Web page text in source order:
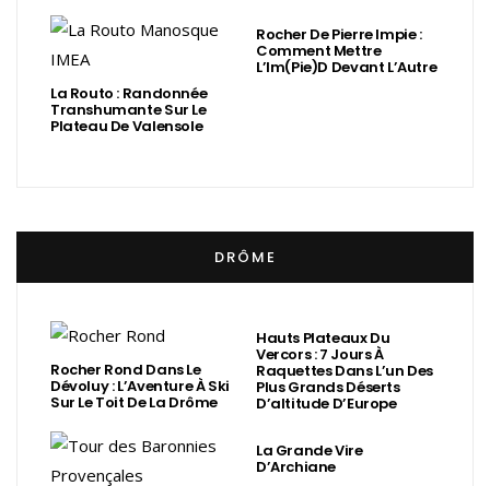
La Routo : Randonnée
Transhumante Sur Le
Plateau De Valensole
Rocher De Pierre Impie :
Comment Mettre
L’Im(Pie)d Devant L’Autre
DRÔME
Rocher Rond Dans Le
Dévoluy : L’Aventure À Ski
Sur Le Toit De La Drôme
Hauts Plateaux Du
Vercors : 7 Jours À
Raquettes Dans L’un Des
Plus Grands Déserts
D’altitude D’Europe
La Grande Vire
D’Archiane